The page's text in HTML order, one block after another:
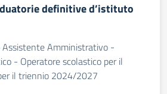
definitive d’istituto
Assistente Amministrativo -
- Operatore scolastico per il
il triennio 2024/2027